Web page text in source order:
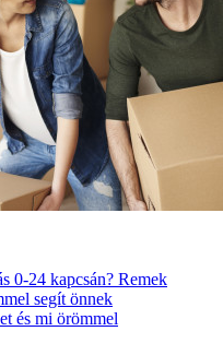
0-24 kapcsán? Remek
segít önnek
és mi örömmel